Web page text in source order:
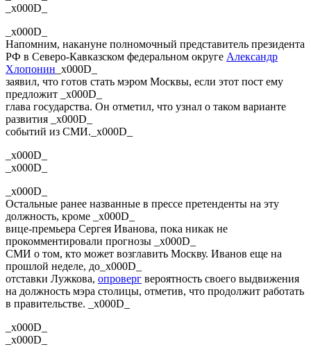
_x000D_
_x000D_
Напомним, накануне полномочный представитель президента
РФ в Северо-Кавказском федеральном округе Александр
Хлопонин _x000D_
заявил, что готов стать мэром Москвы, если этот пост ему
предложит _x000D_
глава государства. Он отметил, что узнал о таком варианте
развития _x000D_
событий из СМИ._x000D_
_x000D_
_x000D_
_x000D_
Остальные ранее названные в прессе претенденты на эту
должность, кроме _x000D_
вице-премьера Сергея Иванова, пока никак не
прокомментировали прогнозы _x000D_
СМИ о том, кто может возглавить Москву. Иванов еще на
прошлой неделе, до_x000D_
отставки Лужкова, опроверг вероятность своего выдвижения
на должность мэра столицы, отметив, что продолжит работать
в правительстве. _x000D_
_x000D_
_x000D_